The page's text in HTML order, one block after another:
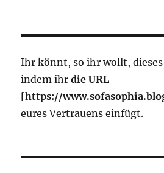
Ihr könnt, so ihr wollt,
indem ihrdie URL
[https://
eures Vertrauens einfügt.